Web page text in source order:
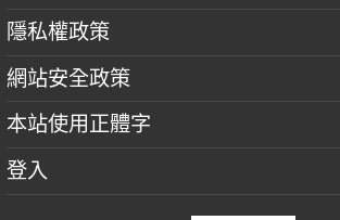
隱私權政策
網站安全政策
本站使用正體字
登入